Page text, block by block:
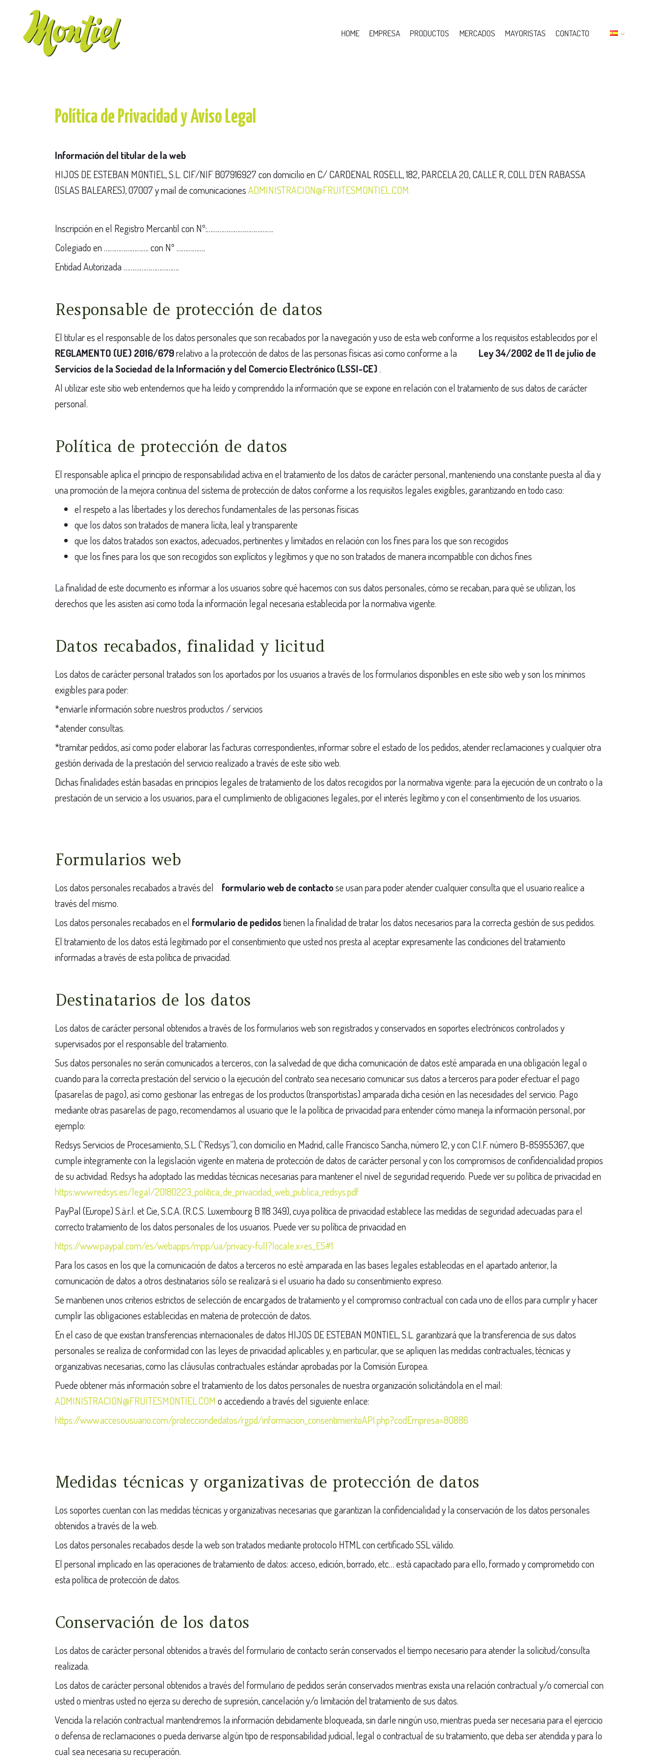
HOME EMPRESA PRODUCTOS MERCADOS MAYORISTAS CONTACTO
Política de Privacidad y Aviso Legal
Información del titular de la web
HIJOS DE ESTEBAN MONTIEL, S.L. CIF/NIF B07916927 con domicilio en C/ CARDENAL ROSELL, 182, PARCELA 20, CALLE R, COLL D´EN RABASSA
(ISLAS BALEARES), 07007 y mail de comunicacionesADMINISTRACION@FRUITESMONTIEL.COM.
Inscripción en el Registro Mercantil con Nº:……………………………….
Colegiado en ……………………. con Nº …………….
Entidad Autorizada ………………………….
Responsable de protección de datos
El titular es el responsable de los datos personales que son recabados por la navegación y uso de esta web conforme a los requisitos establecidos por el
REGLAMENTO (UE) 2016/679relativo a la protección de datos de las personas físicas así como conforme a la Ley 34/2002 de 11 de julio de
Servicios de la Sociedad de la Información y del Comercio Electrónico (LSSI-CE) .
Al utilizar este sitio web entendemos que ha leído y comprendido la información que se expone en relación con el tratamiento de sus datos de carácter
personal.
Política de protección de datos
El responsable aplica el principio de responsabilidad activa en el tratamiento de los datos de carácter personal, manteniendo una constante puesta al día y
una promoción de la mejora continua del sistema de protección de datos conforme a los requisitos legales exigibles, garantizando en todo caso:
el respeto a las libertades y los derechos fundamentales de las personas físicas
que los datos son tratados de manera lícita, leal y transparente
que los datos tratados son exactos, adecuados, pertinentes y limitados en relación con los fines para los que son recogidos
que los fines para los que son recogidos son explícitos y legítimos y que no son tratados de manera incompatible con dichos fines
La finalidad de este documento es informar a los usuarios sobre qué hacemos con sus datos personales, cómo se recaban, para qué se utilizan, los
derechos que les asisten así como toda la información legal necesaria establecida por la normativa vigente.
Datos recabados, finalidad y licitud
Los datos de carácter personal tratados son los aportados por los usuarios a través de los formularios disponibles en este sitio web y son los mínimos
exigibles para poder:
*enviarle información sobre nuestros productos / servicios
*atender consultas.
*tramitar pedidos, así como poder elaborar las facturas correspondientes, informar sobre el estado de los pedidos, atender reclamaciones y cualquier otra
gestión derivada de la prestación del servicio realizado a través de este sitio web.
Dichas finalidades están basadas en principios legales de tratamiento de los datos recogidos por la normativa vigente: para la ejecución de un contrato o la
prestación de un servicio a los usuarios, para el cumplimiento de obligaciones legales, por el interés legítimo y con el consentimiento de los usuarios.
Formularios web
Los datos personales recabados a través del formulario web de contactose usan para poder atender cualquier consulta que el usuario realice a
través del mismo.
Los datos personales recabados en el formulario de pedidostienen la finalidad de tratar los datos necesarios para la correcta gestión de sus pedidos.
El tratamiento de los datos está legitimado por el consentimiento que usted nos presta al aceptar expresamente las condiciones del tratamiento
informadas a través de esta política de privacidad.
Destinatarios de los datos
Los datos de carácter personal obtenidos a través de los formularios web son registrados y conservados en soportes electrónicos controlados y
supervisados por el responsable del tratamiento.
Sus datos personales no serán comunicados a terceros, con la salvedad de que dicha comunicación de datos esté amparada en una obligación legal o
cuando para la correcta prestación del servicio o la ejecución del contrato sea necesario comunicar sus datos a terceros para poder efectuar el pago
(pasarelas de pago), así como gestionar las entregas de los productos (transportistas) amparada dicha cesión en las necesidades del servicio. Pago
mediante otras pasarelas de pago, recomendamos al usuario que le la política de privacidad para entender cómo maneja la información personal, por
ejemplo:
Redsys Servicios de Procesamiento, S.L. (“Redsys”), con domicilio en Madrid, calle Francisco Sancha, número 12, y con C.I.F. número B-85955367, que
cumple íntegramente con la legislación vigente en materia de protección de datos de carácter personal y con los compromisos de confidencialidad propios
de su actividad. Redsys ha adoptado las medidas técnicas necesarias para mantener el nivel de seguridad requerido. Puede ver su política de privacidad en
https:www.redsys.es/legal/20180223_politica_de_privacidad_web_publica_redsys.pdf
PayPal (Europe) S.à.r.l. et Cie, S.C.A. (R.C.S. Luxembourg B 118 349), cuya política de privacidad establece las medidas de seguridad adecuadas para el
correcto tratamiento de los datos personales de los usuarios. Puede ver su política de privacidad en
https://www.paypal.com/es/webapps/mpp/ua/privacy-full?locale.x=es_ES#1
Para los casos en los que la comunicación de datos a terceros no esté amparada en las bases legales establecidas en el apartado anterior, la
comunicación de datos a otros destinatarios sólo se realizará si el usuario ha dado su consentimiento expreso.
Se mantienen unos criterios estrictos de selección de encargados de tratamiento y el compromiso contractual con cada uno de ellos para cumplir y hacer
cumplir las obligaciones establecidas en materia de protección de datos.
En el caso de que existan transferencias internacionales de datos HIJOS DE ESTEBAN MONTIEL, S.L. garantizará que la transferencia de sus datos
personales se realiza de conformidad con las leyes de privacidad aplicables y, en particular, que se apliquen las medidas contractuales, técnicas y
organizativas necesarias, como las cláusulas contractuales estándar aprobadas por la Comisión Europea.
Puede obtener más información sobre el tratamiento de los datos personales de nuestra organización solicitándola en el mail:
ADMINISTRACION@FRUITESMONTIEL.COM o accediendo a través del siguiente enlace:
https://www.accesousuario.com/protecciondedatos/rgpd/informacion_consentimientoAPI.php?codEmpresa=80886
Medidas técnicas y organizativas de protección de datos
Los soportes cuentan con las medidas técnicas y organizativas necesarias que garantizan la confidencialidad y la conservación de los datos personales
obtenidos a través de la web.
Los datos personales recabados desde la web son tratados mediante protocolo HTML con certificado SSL válido.
El personal implicado en las operaciones de tratamiento de datos: acceso, edición, borrado, etc… está capacitado para ello, formado y comprometido con
esta política de protección de datos.
Conservación de los datos
Los datos de carácter personal obtenidos a través del formulario de contacto serán conservados el tiempo necesario para atender la solicitud/consulta
realizada.
Los datos de carácter personal obtenidos a través del formulario de pedidos serán conservados mientras exista una relación contractual y/o comercial con
usted o mientras usted no ejerza su derecho de supresión, cancelación y/o limitación del tratamiento de sus datos.
Vencida la relación contractual mantendremos la información debidamente bloqueada, sin darle ningún uso, mientras pueda ser necesaria para el ejercicio
o defensa de reclamaciones o pueda derivarse algún tipo de responsabilidad judicial, legal o contractual de su tratamiento, que deba ser atendida y para lo
cual sea necesaria su recuperación.